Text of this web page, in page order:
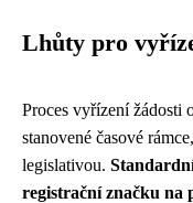
Lhůty pro
Proces vyřízení žádosti
stanovené časové
legislativou.
registrační značku na